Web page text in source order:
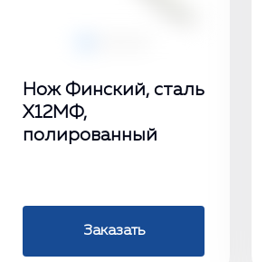
Нож Финский, сталь
Х12МФ,
полированный
Заказать